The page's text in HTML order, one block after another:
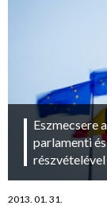
Eszmecsere
parlamenti
részvételével
2013. 01. 31.